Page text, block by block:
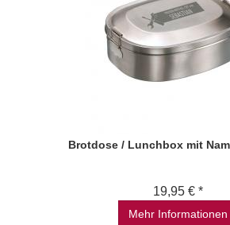
Brotdose / Lunchbox mit
19,95 € *
Mehr Informationen